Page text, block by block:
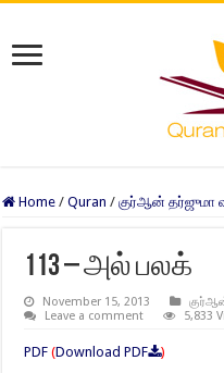
Home / Quran / குர்ஆன் தர்ஜுமா
113 – அல் பலக்
November 15, 2013
Leave a comment
5,833
PDF (Download PDF )